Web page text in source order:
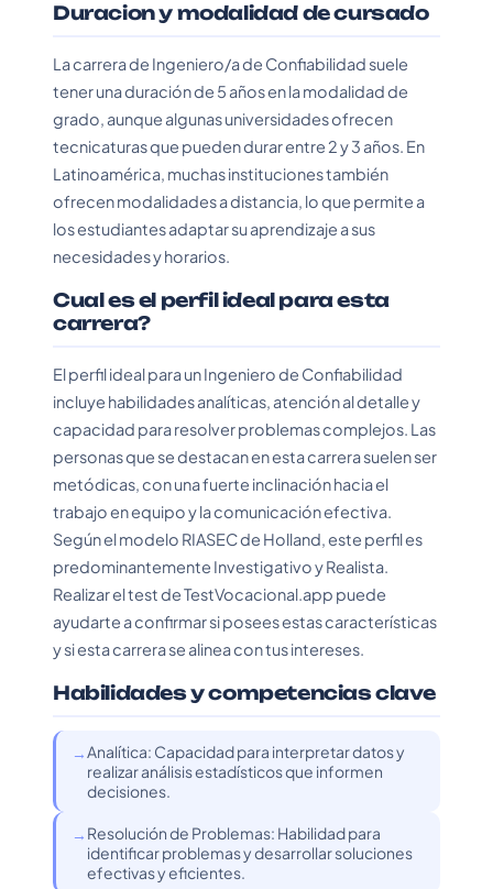
Duracion y modalidad de cursado
La carrera de Ingeniero/a de Confiabilidad suele
tener una duración de 5 años en la modalidad de
grado, aunque algunas universidades ofrecen
tecnicaturas que pueden durar entre 2 y 3 años. En
Latinoamérica, muchas instituciones también
ofrecen modalidades a distancia, lo que permite a
los estudiantes adaptar su aprendizaje a sus
necesidades y horarios.
Cual es el perfil ideal para esta
carrera?
El perfil ideal para un Ingeniero de Confiabilidad
incluye habilidades analíticas, atención al detalle y
capacidad para resolver problemas complejos. Las
personas que se destacan en esta carrera suelen ser
metódicas, con una fuerte inclinación hacia el
trabajo en equipo y la comunicación efectiva.
Según el modelo RIASEC de Holland, este perfil es
predominantemente Investigativo y Realista.
Realizar el test de TestVocacional.app puede
ayudarte a confirmar si posees estas características
y si esta carrera se alinea con tus intereses.
Habilidades y competencias clave
Analítica: Capacidad para interpretar datos y
realizar análisis estadísticos que informen
decisiones.
Resolución de Problemas: Habilidad para
identificar problemas y desarrollar soluciones
efectivas y eficientes.